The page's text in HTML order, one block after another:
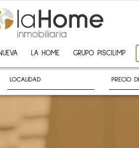
LA HOME GRUPO PISCILIMP